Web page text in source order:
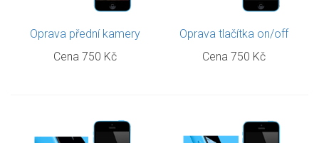
Oprava přední kamery
Cena 750 Kč
Oprava tlačítka on/off
Cena 750 Kč